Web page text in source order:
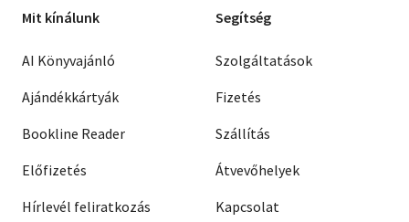
Mit kínálunk
AI Könyvajánló
Ajándékkártyák
Bookline Reader
Előfizetés
Hírlevél feliratkozás
Segítség
Szolgáltatások
Fizetés
Szállítás
Átvevőhelyek
Kapcsolat